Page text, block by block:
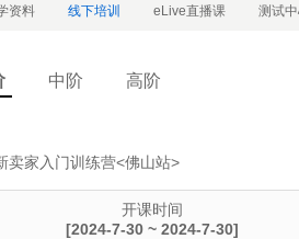
资料 线下培训 eLive直播课 测试
中阶 高阶
卖家入门训练营<佛山站>
开课时间
[2024-7-30 ~ 2024-7-30]